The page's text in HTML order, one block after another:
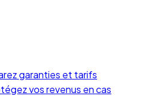
garanties et tarifs
vos revenus en cas